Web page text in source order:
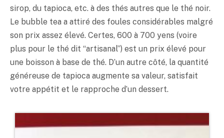
sirop, du tapioca, etc. à des thés autres que le thé noir.
Le bubble tea a attiré des foules considérables malgré
son prix assez élevé. Certes, 600 à 700 yens (voire
plus pour le thé dit “artisanal”) est un prix élevé pour
une boisson à base de thé. D’un autre côté, la quantité
généreuse de tapioca augmente sa valeur, satisfait
votre appétit et le rapproche d’un dessert.